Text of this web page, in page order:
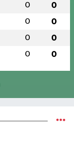
0 0
0 0
0 0
0 0